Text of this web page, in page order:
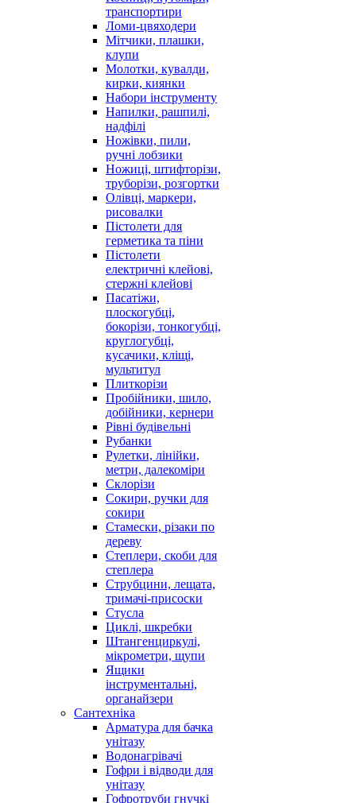
транспортири
Ломи-цвяходери
Мітчики, плашки,
клупи
Молотки, кувалди,
кирки, киянки
Набори інструменту
Напилки, рашпилі,
надфілі
Ножівки, пили,
ручні лобзики
Ножиці, штифторізи,
труборізи, розгортки
Олівці, маркери,
рисовалки
Пістолети для
герметика та піни
Пістолети
електричні клейові,
стержні клейові
Пасатіжи,
плоскогубці,
бокорізи, тонкогубці,
круглогубці,
кусачики, кліщі,
мультитул
Плиткорізи
Пробійники, шило,
добійники, кернери
Рівні будівельні
Рубанки
Рулетки, лінійки,
метри, далекоміри
Склорізи
Сокири, ручки для
сокири
Стамески, різаки по
дереву
Степлери, скоби для
степлера
Струбцини, лещата,
тримачі-присоски
Стусла
Циклі, шкребки
Штангенциркулі,
мікрометри, щупи
Ящики
інструментальні,
органайзери
Сантехніка
Арматура для бачка
унітазу
Водонагрівачі
Гофри і відводи для
унітазу
Гофротруби гнучкі